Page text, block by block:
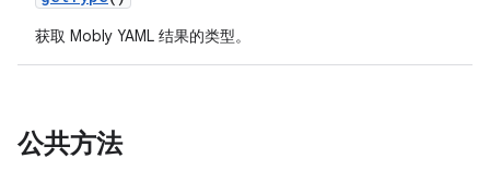
获取 Mobly YAML 结果的类型。
公共方法